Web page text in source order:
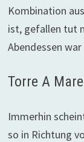
Kombination
ist, gefallen tut
Abendessen
Torre A Mare
Immerhin
so in Richtung